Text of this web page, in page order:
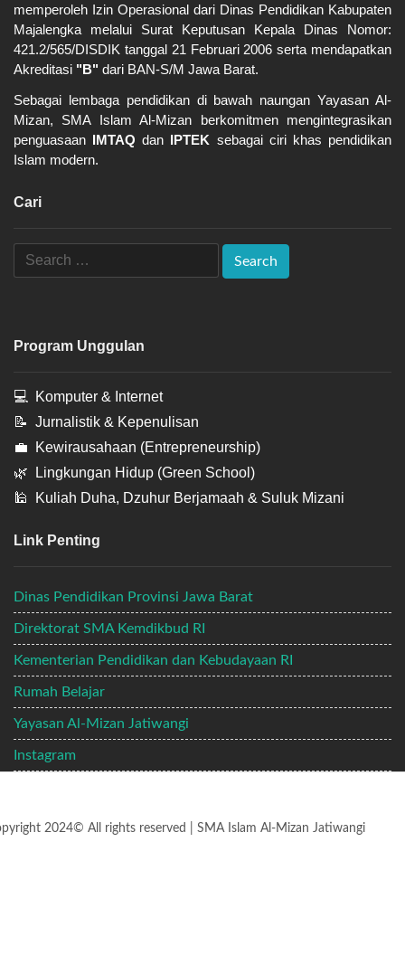
memperoleh Izin Operasional dari Dinas Pendidikan Kabupaten
Majalengka melalui Surat Keputusan Kepala Dinas Nomor:
421.2/565/DISDIK tanggal 21 Februari 2006 serta mendapatkan
Akreditasi "B" dari BAN-S/M Jawa Barat.
Sebagai lembaga pendidikan di bawah naungan Yayasan Al-
Mizan, SMA Islam Al-Mizan berkomitmen mengintegrasikan
penguasaan IMTAQ dan IPTEK sebagai ciri khas pendidikan
Islam modern.
Cari
Program Unggulan
💻
Komputer & Internet
📝 Jurnalistik & Kepenulisan
💼
Kewirausahaan (Entrepreneurship)
🌿
Lingkungan Hidup (Green School)
🕌
Kuliah Duha, Dzuhur Berjamaah & Suluk Mizani
Link Penting
Dinas Pendidikan Provinsi Jawa Barat
Direktorat SMA Kemdikbud RI
Kementerian Pendidikan dan Kebudayaan RI
Rumah Belajar
Yayasan Al-Mizan Jatiwangi
Instagram
2024© All rights reserved | SMA Islam Al-Mizan Jatiwangi